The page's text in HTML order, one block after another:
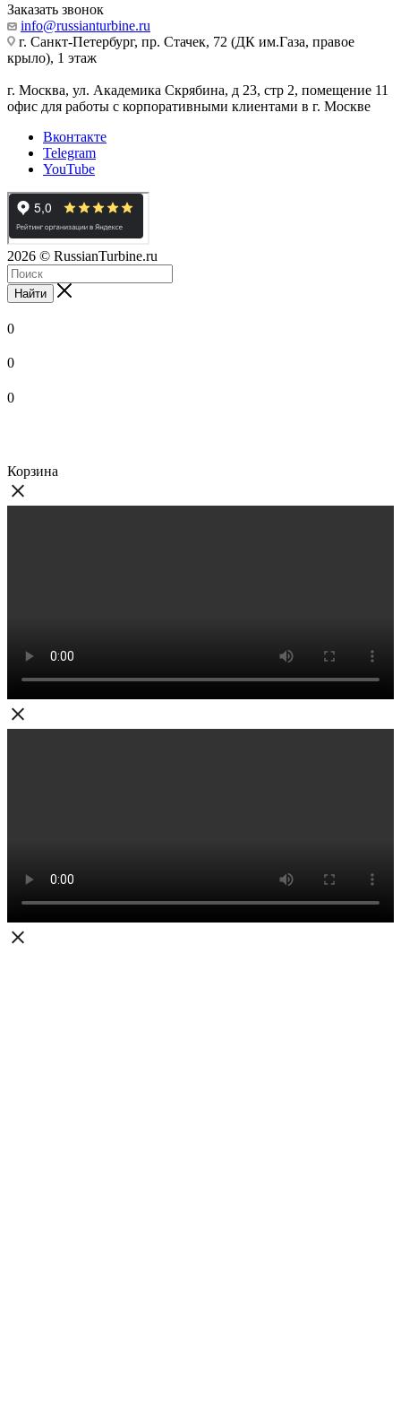
Заказать звонок
info@russianturbine.ru
г. Санкт-Петербург, пр. Стачек, 72 (ДК им.Газа, правое
крыло), 1 этаж
г. Москва, ул. Академика Скрябина, д 23, стр 2, помещение 11
офис для работы с корпоративными клиентами в г. Москве
Вконтакте
Telegram
YouTube
2026 © RussianTurbine.ru
Найти
0
0
0
Корзина